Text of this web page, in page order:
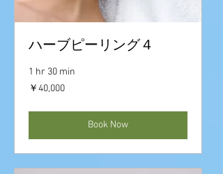
ハーブピーリング４
1 hr 30 min
40,000
円
￥40,000
Book Now